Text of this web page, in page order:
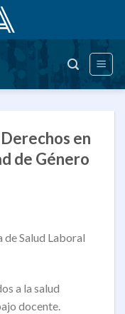
en
de Género
Salud Laboral
a la salud
docente.